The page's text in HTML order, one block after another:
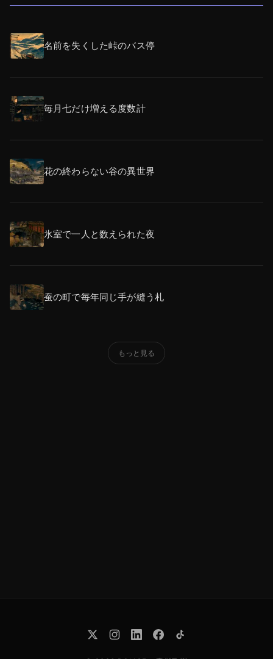
名前を失くした峠のバス停
毎月七だけ増える度数計
花の終わらない谷の異世界
氷室で一人と数えられた夜
蚕の町で毎年同じ手が縫う札
もっと見る